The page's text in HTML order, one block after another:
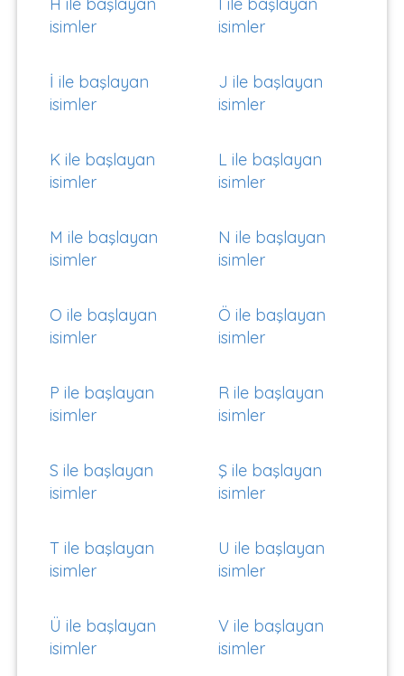
isimler
isimler
İ ile başlayan
isimler
J ile başlayan
isimler
K ile başlayan
isimler
L ile başlayan
isimler
M ile başlayan
isimler
N ile başlayan
isimler
O ile başlayan
isimler
Ö ile başlayan
isimler
P ile başlayan
isimler
R ile başlayan
isimler
S ile başlayan
isimler
Ş ile başlayan
isimler
T ile başlayan
isimler
U ile başlayan
isimler
Ü ile başlayan
isimler
V ile başlayan
isimler